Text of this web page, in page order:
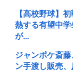
【高校野球】
熱する有望中
が...
ジャンポケ斎
ン手渡し販売